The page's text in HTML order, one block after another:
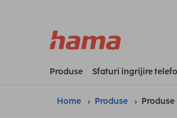
Produse Sfaturi îngrijire
Home Produse